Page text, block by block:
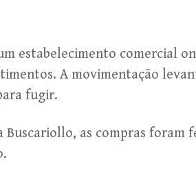
estabelecimento comercial
A movimentação
fugir.
as compras foram